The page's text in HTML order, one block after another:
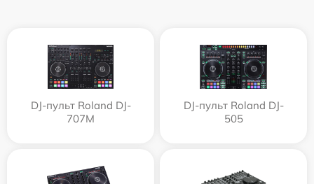
DJ-пульт Roland DJ-
707M
DJ-пульт Roland DJ-
505